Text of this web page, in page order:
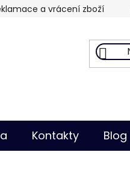
a vrácení zboží
Kontakty Blog